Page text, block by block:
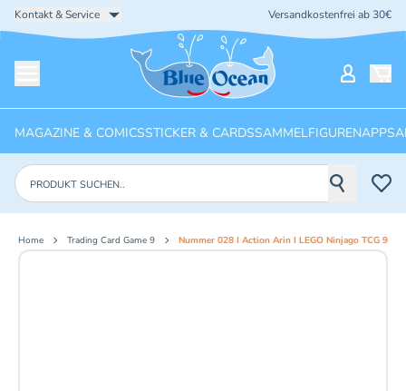
Kontakt & Service Versandkostenfrei ab 30€
Startseite
MAGAZINE & COMICSSTICKER & CARDSSAMMELFIGURENAPPS
Produkte suchen
Home Trading Card Game 9 Nummer 028 I Action Arin I LEGO Ninjago TCG 9